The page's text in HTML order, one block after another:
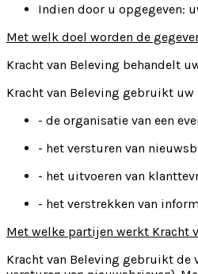
Indien door u opgegeven:
Met welk doel worden de
Kracht van Beleving behandelt
Kracht van Beleving gebruikt
- de organisatie van een
- het versturen van
- het uitvoeren van
- het verstrekken van
Met welke partijen werkt Kracht
Kracht van Beleving gebruikt de